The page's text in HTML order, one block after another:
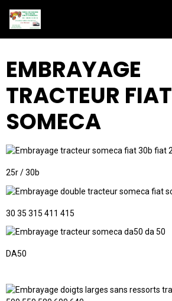
EMBRAYAGE
TRACTEUR FIAT
SOMECA
25r / 30b
30 35 315 411 415
DA50